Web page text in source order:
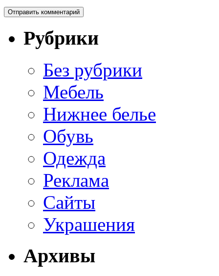
Рубрики
Без рубрики
Мебель
Нижнее белье
Обувь
Одежда
Реклама
Сайты
Украшения
Архивы